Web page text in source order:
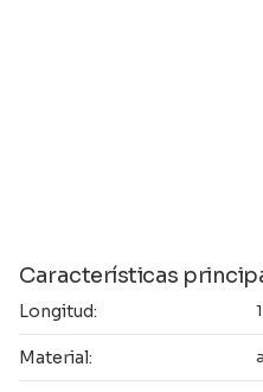
Características
Longitud:
Material: